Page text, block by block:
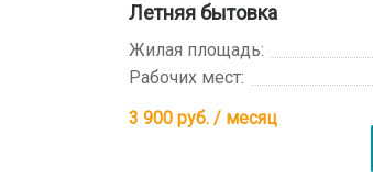
Летняя бытовка
Жилая площадь:
Рабочих мест:
3 900 руб. / месяц